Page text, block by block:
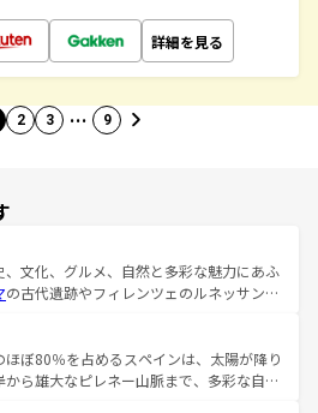
詳細を見る
2 3 … 9
、文化、グルメ、自然と多彩な魅力にあふ
の古代遺跡やフィレンツェのルネッサンス
の美しい田園風景やアマルフィ海岸の絶
観も見逃せない。観光の合間には、本場の
、絶品のイタリア料理を堪能することも
ほぼ80％を占めるスペインは、太陽が降り
ら雄大なピレネー山脈まで、多彩な自然